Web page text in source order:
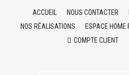
ACCUEIL NOUS CONTACTER
NOS RÉALISATIONS
ESPACE HOME
COMPTE CLIENT